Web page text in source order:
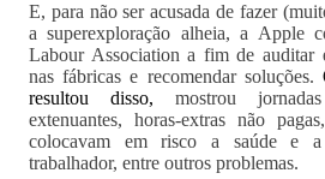
E, para não ser acusada de fazer
a superexploração alheia, a Apple
Labour Association a fim de auditar
nas fábricas e recomendar soluções.
resultou disso,
mostrou
extenuantes, horas-extras não
colocavam em risco a saúde e a
trabalhador, entre outros problemas.